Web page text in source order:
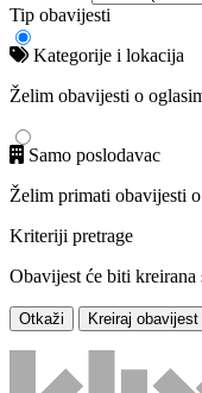
Tip obavijesti
Kategorije i lokacija
Želim obavijesti o
Samo poslodavac
Želim primati obavijesti
Kriteriji pretrage
Obavijest će biti
Otkaži Kreiraj obavijest